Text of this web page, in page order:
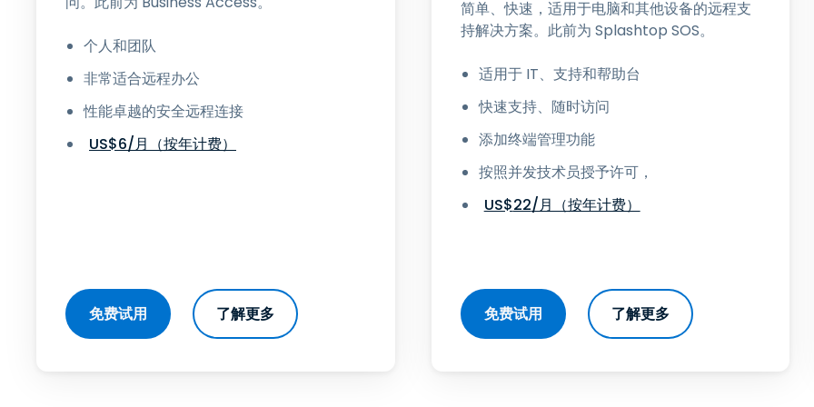
个人和团队
非常适合远程办公
性能卓越的安全远程连接
US$6/月（按年计费）
免费试用 了解更多
简单、快速，适用于电脑和其他设备的远程支
持解决方案。此前为 Splashtop SOS。
适用于 IT、支持和帮助台
快速支持、随时访问
添加终端管理功能
按照并发技术员授予许可，
US$22/月（按年计费）
免费试用 了解更多